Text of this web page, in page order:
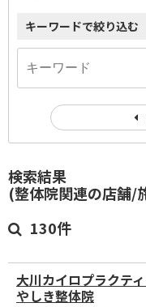
検索結果
(整体院関連の店舗/
130件
大川カイロプラクテ
やしき整体院
キーワードで絞り込む